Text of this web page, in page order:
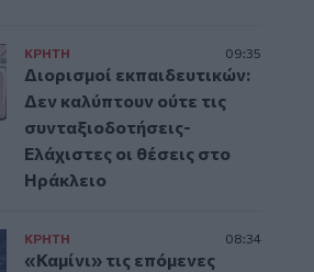
ΚΡΗΤΗ 09:35
Διορισμοί εκπαιδευτικών:
Δεν καλύπτουν ούτε τις
συνταξιοδοτήσεις-
Ελάχιστες οι θέσεις στο
Ηράκλειο
ΚΡΗΤΗ 08:34
«Καμίνι» τις επόμενες